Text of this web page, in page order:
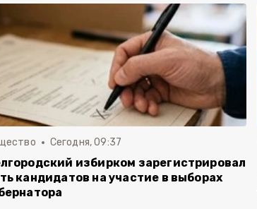
Сегодня, 09:37
избирком зарегистрировал
кандидатов на участие в выборах